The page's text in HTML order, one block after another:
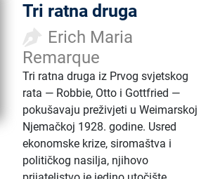
Tri ratna druga
Erich Maria
Remarque
Tri ratna druga iz Prvog svjetskog
rata — Robbie, Otto i Gottfried —
pokušavaju preživjeti u Weimarskoj
Njemačkoj 1928. godine. Usred
ekonomske krize, siromaštva i
političkog nasilja, njihovo